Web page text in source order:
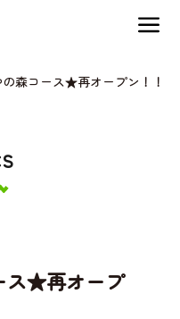
の森コー
！！|【公
なべ｜兵
西 アウ
ティビテ
！
森コース★再オープン！！
ス★再オープ